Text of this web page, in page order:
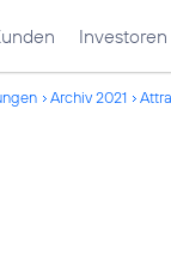
Investoren
Archiv 2021